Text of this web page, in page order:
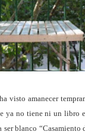
visto amanecer
ya no tiene ni un libro
ser blanco “Casamiento